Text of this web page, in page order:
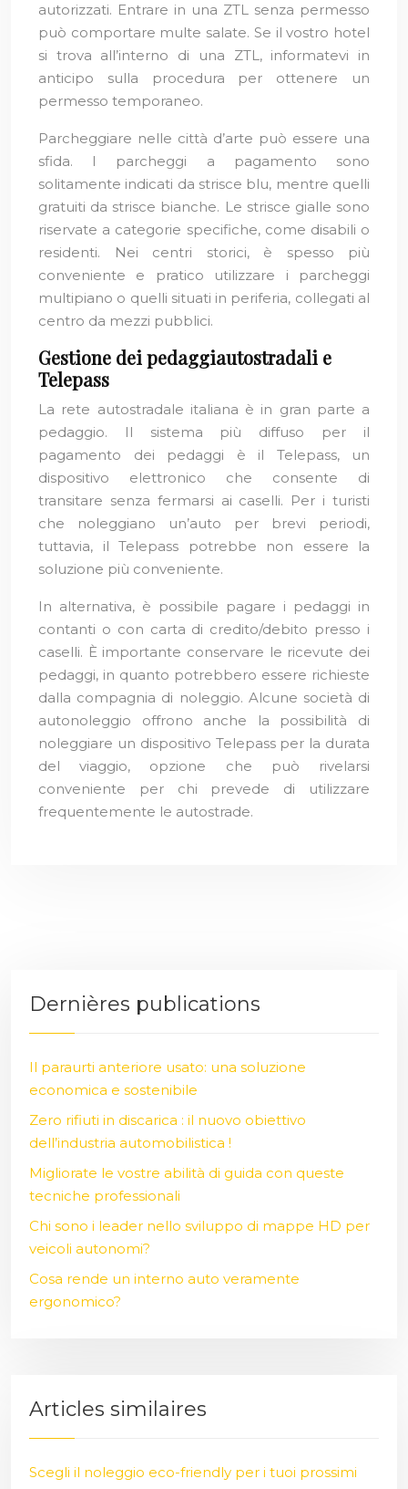
autorizzati. Entrare in una ZTL senza permesso
può comportare multe salate. Se il vostro hotel
si trova all’interno di una ZTL, informatevi in
anticipo sulla procedura per ottenere un
permesso temporaneo.
Parcheggiare nelle città d’arte può essere una
sfida. I parcheggi a pagamento sono
solitamente indicati da strisce blu, mentre quelli
gratuiti da strisce bianche. Le strisce gialle sono
riservate a categorie specifiche, come disabili o
residenti. Nei centri storici, è spesso più
conveniente e pratico utilizzare i parcheggi
multipiano o quelli situati in periferia, collegati al
centro da mezzi pubblici.
Gestione dei pedaggiautostradali e
Telepass
La rete autostradale italiana è in gran parte a
pedaggio. Il sistema più diffuso per il
pagamento dei pedaggi è il Telepass, un
dispositivo elettronico che consente di
transitare senza fermarsi ai caselli. Per i turisti
che noleggiano un’auto per brevi periodi,
tuttavia, il Telepass potrebbe non essere la
soluzione più conveniente.
In alternativa, è possibile pagare i pedaggi in
contanti o con carta di credito/debito presso i
caselli. È importante conservare le ricevute dei
pedaggi, in quanto potrebbero essere richieste
dalla compagnia di noleggio. Alcune società di
autonoleggio offrono anche la possibilità di
noleggiare un dispositivo Telepass per la durata
del viaggio, opzione che può rivelarsi
conveniente per chi prevede di utilizzare
frequentemente le autostrade.
Dernières publications
Il paraurti anteriore usato: una soluzione
economica e sostenibile
Zero rifiuti in discarica : il nuovo obiettivo
dell’industria automobilistica !
Migliorate le vostre abilità di guida con queste
tecniche professionali
Chi sono i leader nello sviluppo di mappe HD per
veicoli autonomi?
Cosa rende un interno auto veramente
ergonomico?
Articles similaires
Scegli il noleggio eco-friendly per i tuoi prossimi